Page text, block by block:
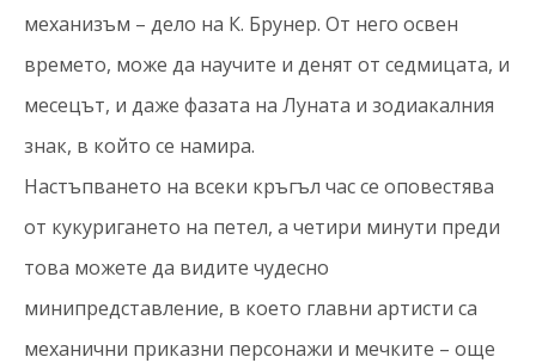
механизъм – дело на К. Брунер. От него освен
времето, може да научите и денят от седмицата, и
месецът, и даже фазата на Луната и зодиакалния
знак, в който се намира.
Настъпването на всеки кръгъл час се оповестява
от кукуригането на петел, а четири минути преди
това можете да видите чудесно
минипредставление, в което главни артисти са
механични приказни персонажи и мечките – още